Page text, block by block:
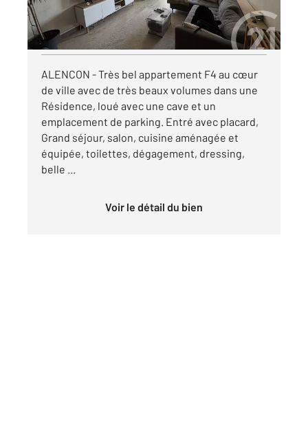
par mois charges comprises
Visiter le site dédié
ALENCON - Très bel appartement F4 au cœur
de ville avec de très beaux volumes dans une
Résidence, loué avec une cave et un
emplacement de parking. Entré avec placard,
Grand séjour, salon, cuisine aménagée et
équipée, toilettes, dégagement, dressing,
belle ...
Voir le détail du bien